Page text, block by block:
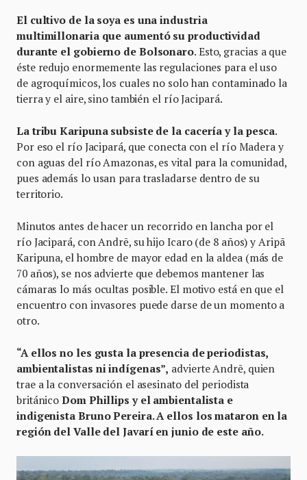
El cultivo de la soya es una industria
multimillonaria que aumentó su productividad
durante el gobierno de Bolsonaro. Esto, gracias a que
éste redujo enormemente las regulaciones para el uso
de agroquímicos, los cuales no solo han contaminado la
tierra y el aire, sino también el río Jacipará.
La tribu Karipuna subsiste de la cacería y la pesca.
Por eso el río Jacipará, que conecta con el río Madera y
con aguas del río Amazonas, es vital para la comunidad,
pues además lo usan para trasladarse dentro de su
territorio.
Minutos antes de hacer un recorrido en lancha por el
río Jacipará, con Andrē, su hijo Icaro (de 8 años) y Aripã
Karipuna, el hombre de mayor edad en la aldea (más de
70 años), se nos advierte que debemos mantener las
cámaras lo más ocultas posible. El motivo está en que el
encuentro con invasores puede darse de un momento a
otro.
“A ellos no les gusta la presencia de periodistas,
ambientalistas ni indígenas”, advierte Andrē, quien
trae a la conversación el asesinato del periodista
británicoDom Phillips y el ambientalista e
indigenista Bruno Pereira. A ellos los mataron en la
región del Valle del Javarí en junio de este año.